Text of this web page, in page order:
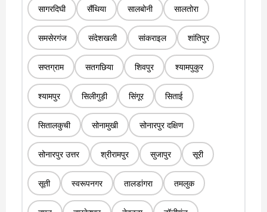
सागरदिघी सैंथिया सालबोनी सालतोरा
समसेरगंज संदेशखली सांकराइल शांतिपुर
सप्तग्राम सतगछिया शिवपुर श्यामपुकुर
श्यामपुर सिलीगुड़ी सिंगूर सिताई
सितालकुची सोनामुखी सोनारपुर दक्षिण
सोनारपुर उत्तर श्रीरामपुर सुजापुर सूरी
सूती स्वरूपनगर तालडांगरा तमलुक